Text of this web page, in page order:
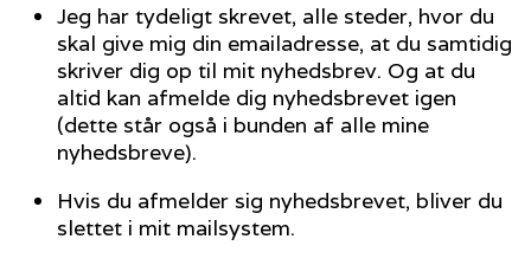
Jeg har tydeligt skrevet, alle steder, hvor du
skal give mig din emailadresse, at du samtidig
skriver dig op til mit nyhedsbrev. Og at du
altid kan afmelde dig nyhedsbrevet igen
(dette står også i bunden af alle mine
nyhedsbreve).
Hvis du afmelder sig nyhedsbrevet, bliver du
slettet i mit mailsystem.